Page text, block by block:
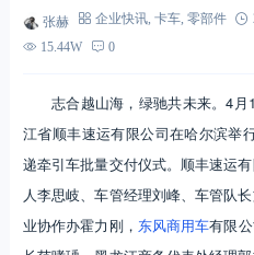
张赫 企业快讯, 卡车, 零部件
15.44W
0
志合越山海，绿驰共未来。4月
江省顺丰速运有限公司在哈尔滨举
递牵引车批量交付仪式。顺丰速运
人李思岐、车管经理刘峰、车管队
业协作办霍力刚， 东风商用车有限